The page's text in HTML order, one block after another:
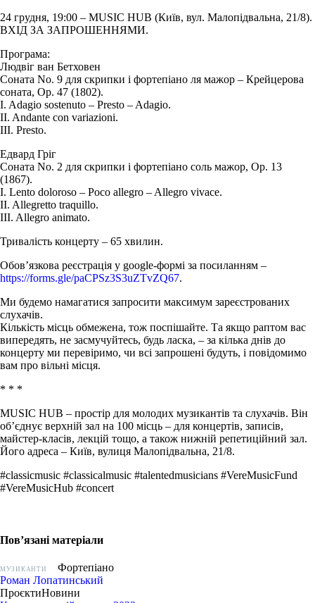
24 грудня, 19:00 – MUSIC HUB (Київ, вул. Малопідвальна, 21/8).
ВХІД ЗА ЗАПРОШЕННЯМИ.
Програма:
Людвіг ван Бетховен
Соната No. 9 для скрипки і фортепіано ля мажор – Крейцерова
соната, Op. 47 (1802).
I. Adagio sostenuto – Presto – Adagio.
II. Andante con variazioni.
III. Presto.
Едвард Гріг
Соната No. 2 для скрипки і фортепіано соль мажор, Op. 13
(1867).
I. Lento doloroso – Poco allegro – Allegro vivace.
II. Allegretto traquillo.
III. Allegro animato.
Тривалість концерту – 65 хвилин.
Обов’язкова реєстрація у google-формі за посиланням –
https://forms.gle/paCPSz3S3uZTvZQ67.
Ми будемо намагатися запросити максимум зареєстрованих
слухачів.
Кількість місць обмежена, тож поспішайте. Та якщо раптом вас
випередять, не засмучуйтесь, будь ласка, – за кілька днів до
концерту ми перевіримо, чи всі запрошені будуть, і повідомимо
вам про вільні місця.
* * *
MUSIC HUB – простір для молодих музикантів та слухачів. Він
об’єднує верхній зал на 100 місць – для концертів, записів,
майстер-класів, лекцій тощо, а також нижній репетиційний зал.
Його адреса – Київ, вулиця Малопідвальна, 21/8.
#classicmusic #classicalmusic #talentedmusicians #VereMusicFund
#VereMusicHub #concert
Пов’язані матеріали
МУЗИКАНТИ
Фортепіано
Роман Лопатинський
ПроєктиНовини